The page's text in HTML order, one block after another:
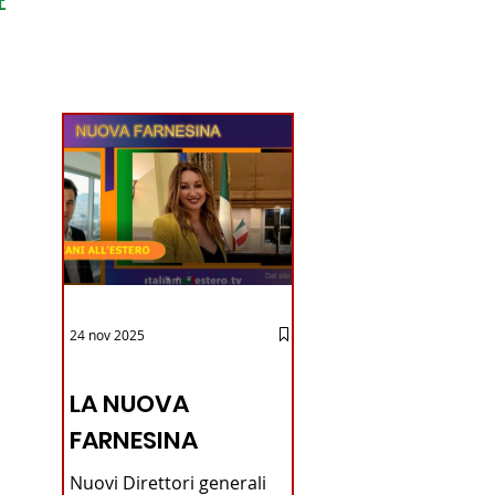
LA NUOVA
FARNESINA
Nuovi Direttori generali
24 nov 2025